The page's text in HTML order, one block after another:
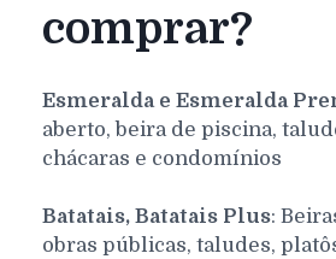
comprar?
Esmeralda e Esmeralda
aberto, beira de piscina,
chácaras e condomínios
Batatais, Batatais Plus:
obras públicas, taludes,